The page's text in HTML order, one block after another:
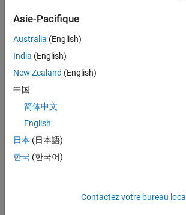
42:45
Video length is 42:45
Asie-Pacifique
Australia (English)
India (English)
New Zealand (English)
中国
简体中文
English
日本 (日本語)
한국 (한국어)
Contactez votre bureau local